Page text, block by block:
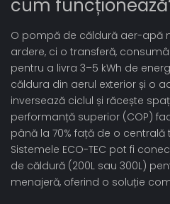
cum
O pompă de căldură aer-apă
ardere, ci o transferă,
pentru a livra 3–5 kWh de
căldura din aerul exterior și o
inversează ciclul și răcește
performanță superior (COP)
până la 70% față de o centrală
Sistemele ECO-TEC pot fi
de căldură (200L sau 300L)
menajeră, oferind o soluție